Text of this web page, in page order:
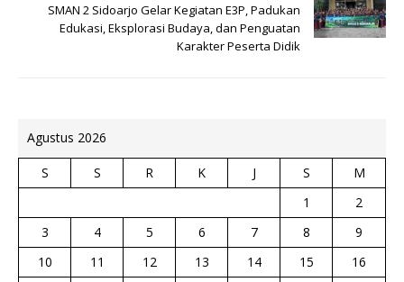
SMAN 2 Sidoarjo Gelar Kegiatan E3P, Padukan
Edukasi, Eksplorasi Budaya, dan Penguatan
Karakter Peserta Didik
Agustus 2026
S S R K J S
M
1
2
3
4 5 6 7 8
9
10
11 12 13 14 15
16